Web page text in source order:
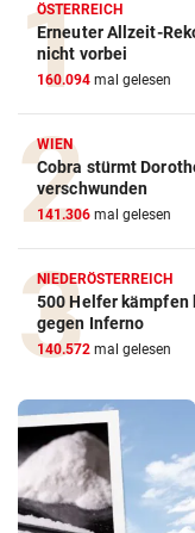
ÖSTERREICH
Erneuter Allzeit-
nicht vorbei
160.094 mal gelesen
WIEN
Cobra stürmt
verschwunden
141.306 mal gelesen
NIEDERÖSTERREICH
500 Helfer kämpfen
gegen Inferno
140.572 mal gelesen